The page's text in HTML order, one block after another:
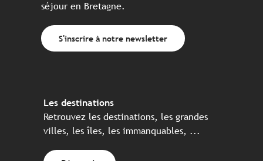
séjour en Bretagne.
S'inscrire à notre newsletter
Les destinations
Retrouvez les destinations, les grandes
villes, les îles, les immanquables, ...